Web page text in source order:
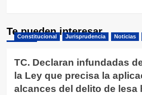
Te pueden interesar
Constitucional Jurisprudencia Noticias
TC. Declaran infundadas
la Ley que precisa la
alcances del delito de lesa